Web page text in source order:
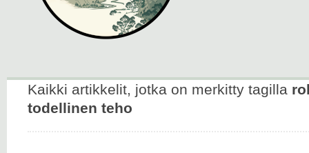
Kaikki artikkelit, jotka on merkitty tagilla
todellinen teho